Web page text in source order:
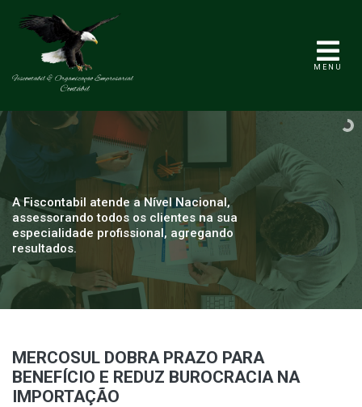
MENU
A Fiscontabil atende a Nível Nacional,
assessorando todos os clientes na sua
especialidade profissional, agregando
resultados.
MERCOSUL DOBRA PRAZO PARA
BENEFÍCIO E REDUZ BUROCRACIA NA
IMPORTAÇÃO